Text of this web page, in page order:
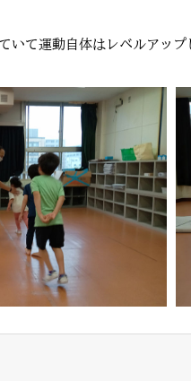
て運動自体はレベルアッ